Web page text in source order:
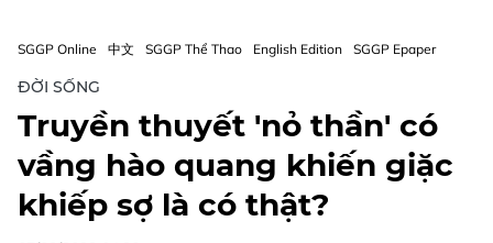
SGGP Online 中文 SGGP Thể Thao English Edition SGGP Epaper
ĐỜI SỐNG
Truyền thuyết 'nỏ thần' có
vầng hào quang khiến giặc
khiếp sợ là có thật?